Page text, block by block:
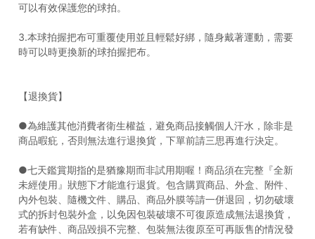
可以有效保護您的球拍。
3.本球拍握把布可重覆使用並且輕鬆好綁，隨身戴著運動，需要
時可以時更換新的球拍握把布。
【退換貨】
●為維護其他消費者衛生權益，避免商品接觸個人汗水，除非是
商品暇疪，否則無法進行退換貨，下單前請三思再進行決定。
●七天鑑賞期指的是猶豫期而非試用期喔！商品須在完整『全新
未經使用』狀態下才能進行退貨。包含購買商品、外盒、附件、
內外包裝、隨機文件、購品、商品外膜等請一併退回，切勿破壞
式的拆封包裝外盒，以免因包裝破壞不可復原造成無法退換貨，
若有缺件、商品毀損不完整、包裝無法復原至可再販售的情況發